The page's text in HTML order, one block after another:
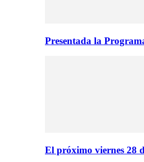
Presentada la
El próximo viernes 28